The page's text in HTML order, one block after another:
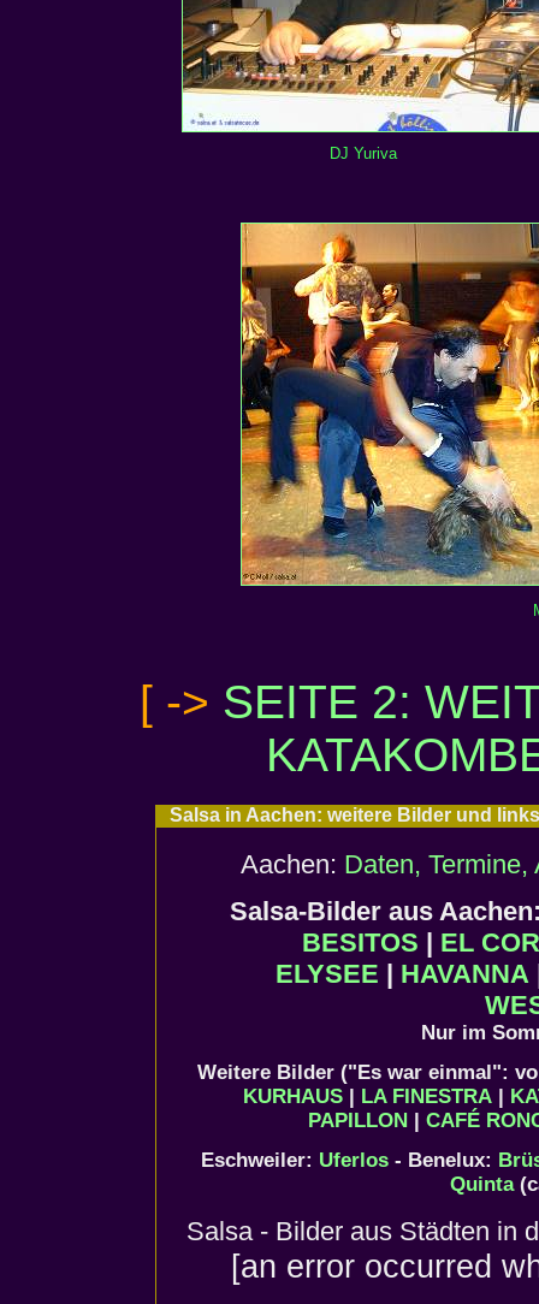
DJ Yuriva
[ -> SEITE 2:
Salsa in Aachen: weitere Bilder und
Aachen: Daten,
Salsa-Bilder aus
BESITOS | EL
ELYSEE | HAVANNA
Nur im
Weitere Bilder ("Es war einmal":
KURHAUS| LA FINESTRA|
PAPILLON| CAFÉ
Eschweiler: Uferlos- Benelux:
Quinta
Salsa - Bilder aus Städten in
[an error occurred